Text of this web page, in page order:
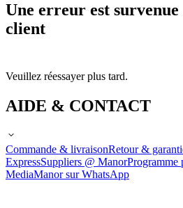
Une erreur est
client
Veuillez réessayer plus tard.
AIDE & CONTACT
Commande & livraisonRetour &
ExpressSuppliers @ ManorProgramme
MediaManor sur WhatsApp